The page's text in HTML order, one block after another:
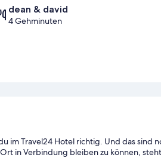
dean & david
4 Gehminuten
im Travel24 Hotel richtig. Und das sind
in Verbindung bleiben zu können,